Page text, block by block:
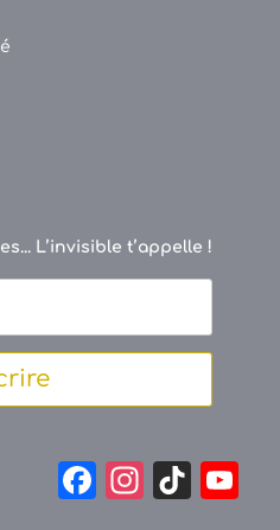
L’invisible t’appelle !
F
In
Ti